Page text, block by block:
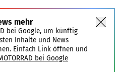
mehr
bei Google, um künftig
Inhalte und News
Einfach Link öffnen und
bei Google